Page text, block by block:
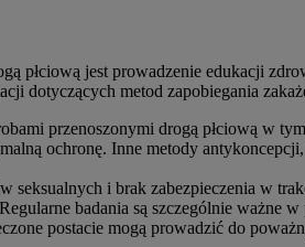
płciową jest prowadzenie edukacji
dotyczących metod zapobiegania
przenoszonymi drogą płciową w
ochronę. Inne metody
seksualnych i brak zabezpieczenia w
badania są szczególnie ważne
postacie mogą prowadzić do